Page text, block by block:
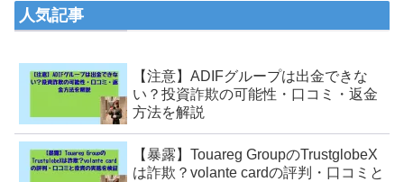
人気記事
【注意】ADIFグループは出金できな
い？投資詐欺の可能性・口コミ・返金
方法を解説
【暴露】Touareg GroupのTrustglobeX
は詐欺？volante cardの評判・口コミと